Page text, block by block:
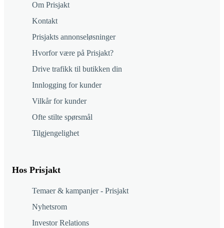
Om Prisjakt
Kontakt
Prisjakts annonseløsninger
Hvorfor være på Prisjakt?
Drive trafikk til butikken din
Innlogging for kunder
Vilkår for kunder
Ofte stilte spørsmål
Tilgjengelighet
Hos Prisjakt
Temaer & kampanjer - Prisjakt
Nyhetsrom
Investor Relations